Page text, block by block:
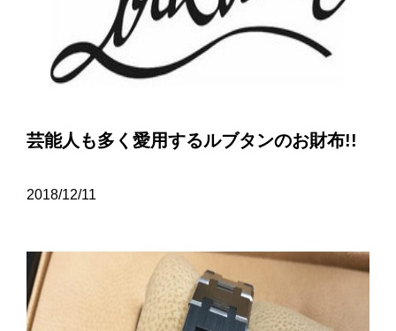
芸能人も多く愛用するルブタンのお財布!!
2018/12/11